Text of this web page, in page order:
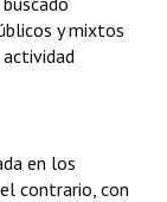
y mixtos
en los
contrario, con